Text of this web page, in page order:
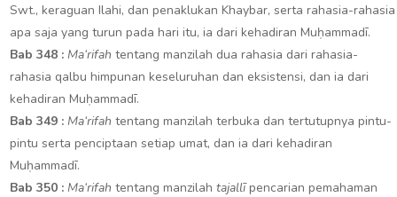
Swt., keraguan Ilahi, dan penaklukan Khaybar, serta rahasia-rahasia
apa saja yang turun pada hari itu, ia dari kehadiran Muḥammadī.
Bab 348 : Ma‘rifah tentang manzilah dua rahasia dari rahasia-
rahasia qalbu himpunan keseluruhan dan eksistensi, dan ia dari
kehadiran Muḥammadī.
Bab 349 : Ma‘rifah tentang manzilah terbuka dan tertutupnya pintu-
pintu serta penciptaan setiap umat, dan ia dari kehadiran
Muḥammadī.
Bab 350 : Ma‘rifah tentang manzilah tajallīpencarian pemahaman